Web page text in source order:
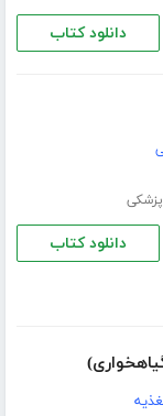
دانلود کتاب
پزشکی
دانلود کتاب